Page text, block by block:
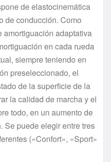
de elastocinemática
de conducción. Como
amortiguación adaptativa
en cada rueda
siempre teniendo en
preseleccionado, el
de la superficie de la
la calidad de marcha y el
todo, en un aumento de
Se puede elegir entre tres
(«Confort», «Sport»